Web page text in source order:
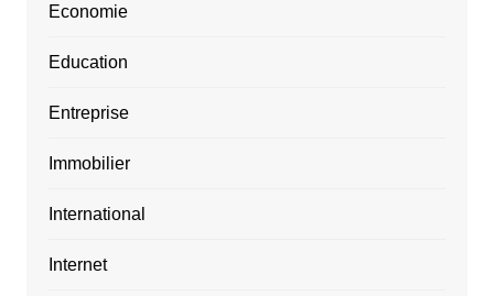
Economie
Education
Entreprise
Immobilier
International
Internet